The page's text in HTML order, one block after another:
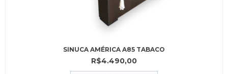
SINUCA AMÉRICA A85 TABACO
R$4.490,00